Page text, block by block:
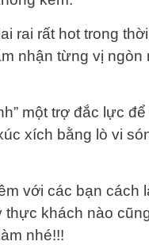
rai rất hot trong
nhận từng vị
một trợ đắc lực
xích bằng lò vi
với các bạn cách
khách nào
nhé!!!